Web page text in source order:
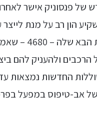
של פנסוניק אישר
הון רב על מנת
דגם הסוללות
הרכבים ולהעניק להם
החדשות נמצאות
של אב-טיפוס במפעל